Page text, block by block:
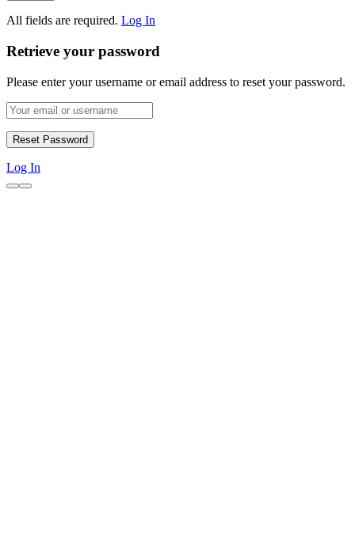
All fields are required. Log In
Retrieve your password
Please enter your username or email address to reset your password.
Log In